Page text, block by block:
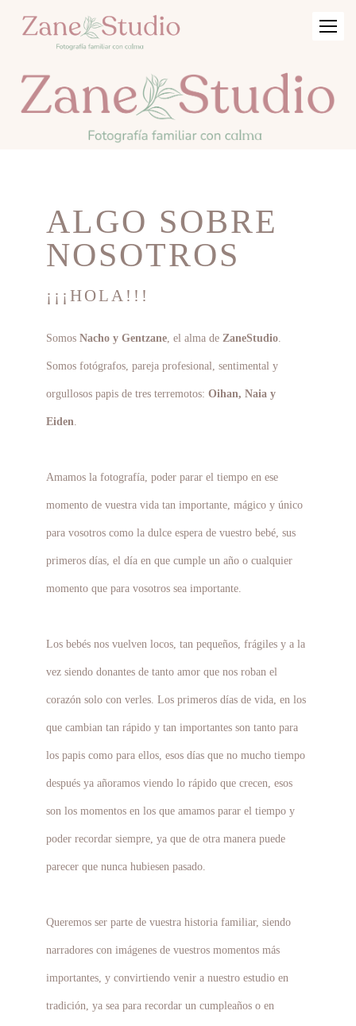
ALGO SOBRE
NOSOTROS
¡¡¡HOLA!!!
SomosNacho y Gentzane , el alma de ZaneStudio
Somos fotógrafos, pareja profesional, sentimental y
orgullosos papis de tres terremotos:Oihan, Naia y
Eiden
Amamos la fotografía, poder parar el tiempo en ese
momento de vuestra vida tan importante, mágico y único
para vosotros como la dulce espera de vuestro bebé, sus
primeros días, el día en que cumple un año o cualquier
momento que para vosotros sea importante.
Los bebés nos vuelven locos, tan pequeños, frágiles y a la
vez siendo donantes de tanto amor que nos roban el
corazón solo con verles. Los primeros días de vida, en los
que cambian tan rápido y tan importantes son tanto para
los papis como para ellos, esos días que no mucho tiempo
después ya añoramos viendo lo rápido que crecen, esos
son los momentos en los que amamos parar el tiempo y
poder recordar siempre, ya que de otra manera puede
parecer que nunca hubiesen pasado.
Queremos ser parte de vuestra historia familiar, siendo
narradores con imágenes de vuestros momentos más
importantes, y convirtiendo venir a nuestro estudio en
tradición, ya sea para recordar un cumpleaños o en